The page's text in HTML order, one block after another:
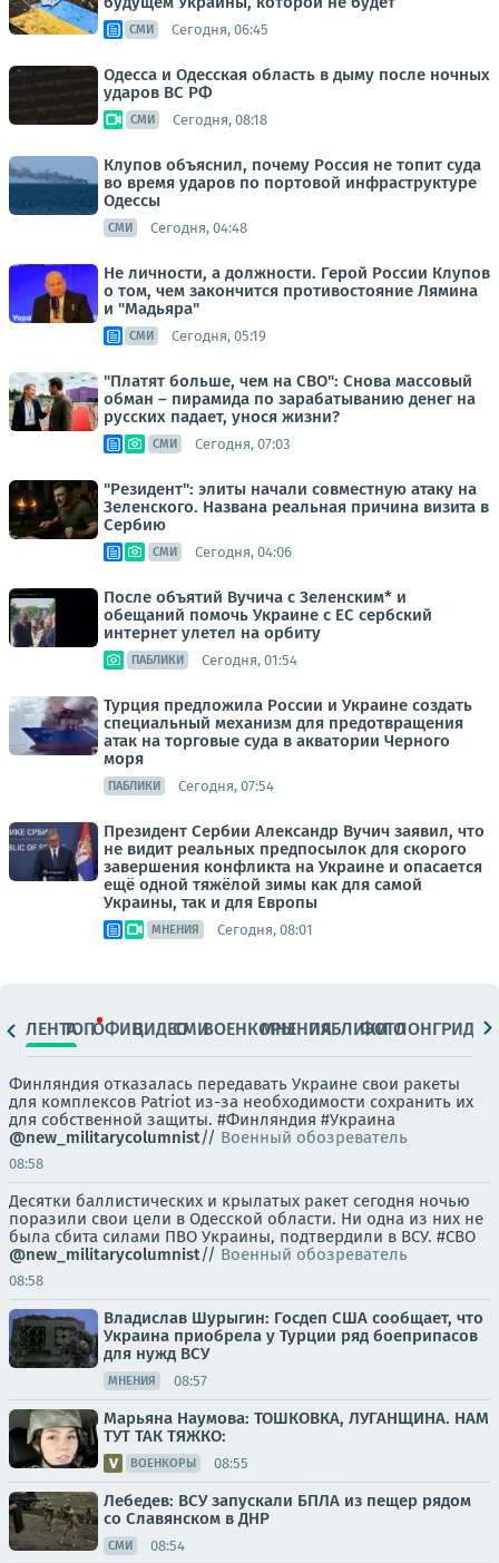
СМИ Сегодня, 06:45
Одесса и Одесская область в дыму после ночных
ударов ВС РФ
СМИ Сегодня, 08:18
Клупов объяснил, почему Россия не топит суда
во время ударов по портовой инфраструктуре
Одессы
СМИ Сегодня, 04:48
Не личности, а должности. Герой России Клупов
о том, чем закончится противостояние Лямина
и "Мадьяра"
СМИ Сегодня, 05:19
"Платят больше, чем на СВО": Снова массовый
обман – пирамида по зарабатыванию денег на
русских падает, унося жизни?
СМИ Сегодня, 07:03
"Резидент": элиты начали совместную атаку на
Зеленского. Названа реальная причина визита в
Сербию
СМИ Сегодня, 04:06
После объятий Вучича с Зеленским* и
обещаний помочь Украине с ЕС сербский
интернет улетел на орбиту
ПАБЛИКИ Сегодня, 01:54
Турция предложила России и Украине создать
специальный механизм для предотвращения
атак на торговые суда в акватории Черного
моря
ПАБЛИКИ Сегодня, 07:54
Президент Сербии Александр Вучич заявил, что
не видит реальных предпосылок для скорого
завершения конфликта на Украине и опасается
ещё одной тяжёлой зимы как для самой
Украины, так и для Европы
МНЕНИЯ Сегодня, 08:01
ЛЕНТАТОПОФИЦ.ВИДЕОСМИВОЕНКОРЫМНЕНИЯПАБЛИКИ
ФОТОЛОНГРИДЫ
Финляндия отказалась передавать Украине свои ракеты
для комплексов Patriot из-за необходимости сохранить их
для собственной защиты. #Финляндия #Украина
@new_militarycolumnist// Военный обозреватель
08:58
Десятки баллистических и крылатых ракет сегодня ночью
поразили свои цели в Одесской области. Ни одна из них не
была сбита силами ПВО Украины, подтвердили в ВСУ. #СВО
@new_militarycolumnist// Военный обозреватель
08:58
Владислав Шурыгин: Госдеп США сообщает, что
Украина приобрела у Турции ряд боеприпасов
для нужд ВСУ
МНЕНИЯ 08:57
Марьяна Наумова: ТОШКОВКА, ЛУГАНЩИНА. НАМ
ТУТ ТАК ТЯЖКО:
ВОЕНКОРЫ 08:55
Лебедев: ВСУ запускали БПЛА из пещер рядом
со Славянском в ДНР
СМИ 08:54